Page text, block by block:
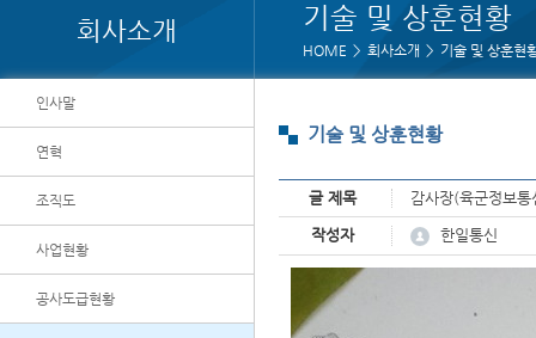
회사소개 기술 및 상훈현황
HOME 회사소개 기술 및 상훈현
인사말
연혁
조직도
사업현황
공사도급현황
기술 및 상훈현황
글 제목 감사장(육군정보
페이지 정보
작성자 한일통신